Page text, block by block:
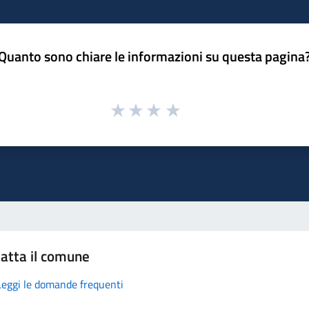
sono chiare le informazioni su questa
il comune
le domande frequenti